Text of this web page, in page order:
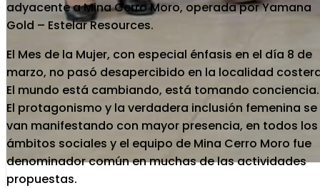
adyacente a Mina Cerro Moro, operada por Yamana
Gold – Estelar Resources.
El Mes de la Mujer, con especial énfasis en el día 8 de
marzo, no pasó desapercibido en la localidad
El mundo está cambiando, está tomando conciencia.
El protagonismo y la verdadera inclusión femenina se
van manifestando con mayor presencia, en todos los
ámbitos sociales y el equipo de Mina Cerro Moro fue
denominador común en muchas de las actividades
propuestas.